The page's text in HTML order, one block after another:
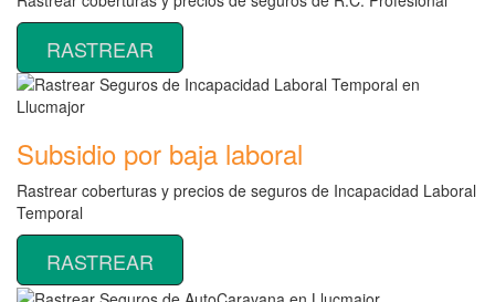
RASTREAR
Subsidio por baja laboral
Rastrear coberturas y precios de seguros de Incapacidad Laboral
Temporal
RASTREAR